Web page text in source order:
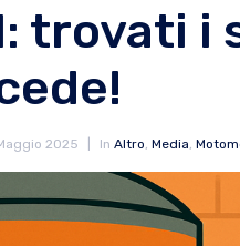
trovati i
2025 In Altro, Media,